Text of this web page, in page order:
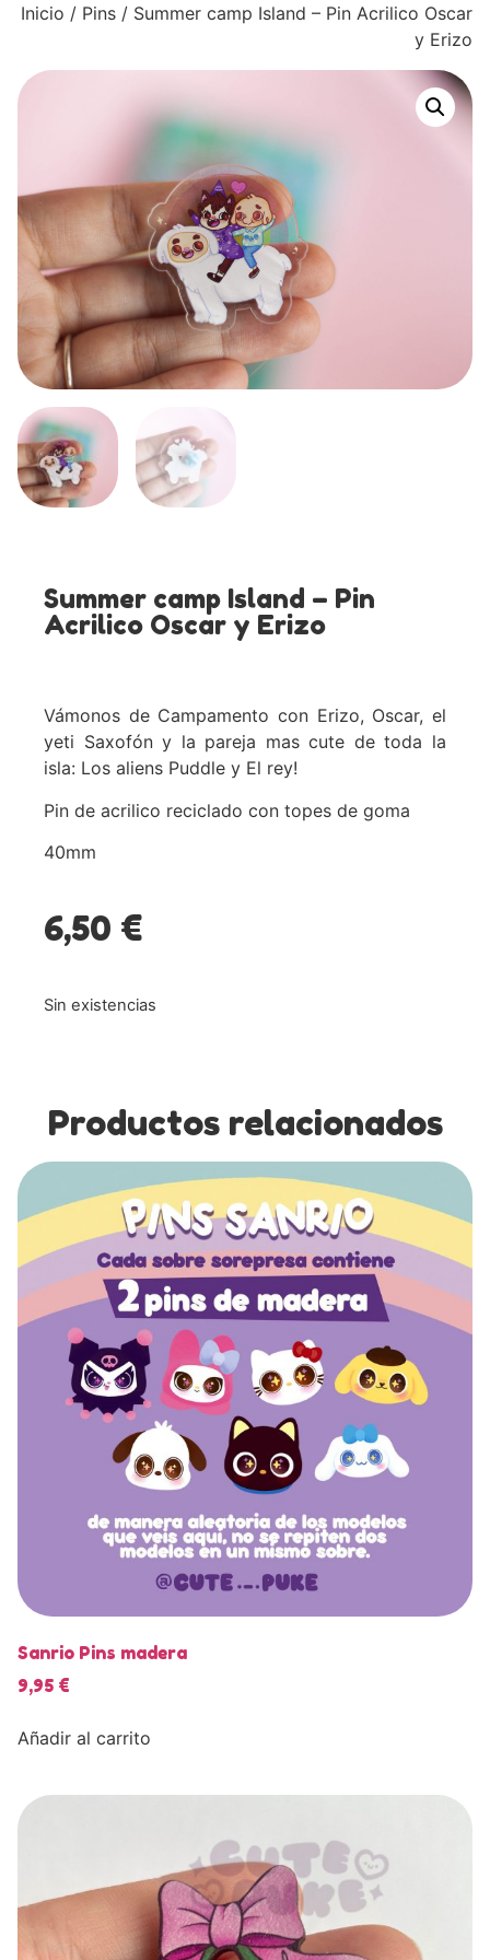
Inicio / Pins / Summer camp Island – Pin Acrilico Oscar
y Erizo
Summer camp Island – Pin
Acrilico Oscar y Erizo
Vámonos de Campamento con Erizo, Oscar, el
yeti Saxofón y la pareja mas cute de toda la
isla: Los aliens Puddle y El rey!
Pin de acrilico reciclado con topes de goma
40mm
6,50 €
Sin existencias
Productos relacionados
Sanrio Pins madera
9,95 €
Añadir al carrito